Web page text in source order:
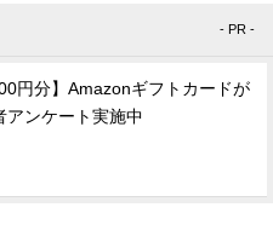
- PR -
円分】Amazonギフトカードが
アンケート実施中